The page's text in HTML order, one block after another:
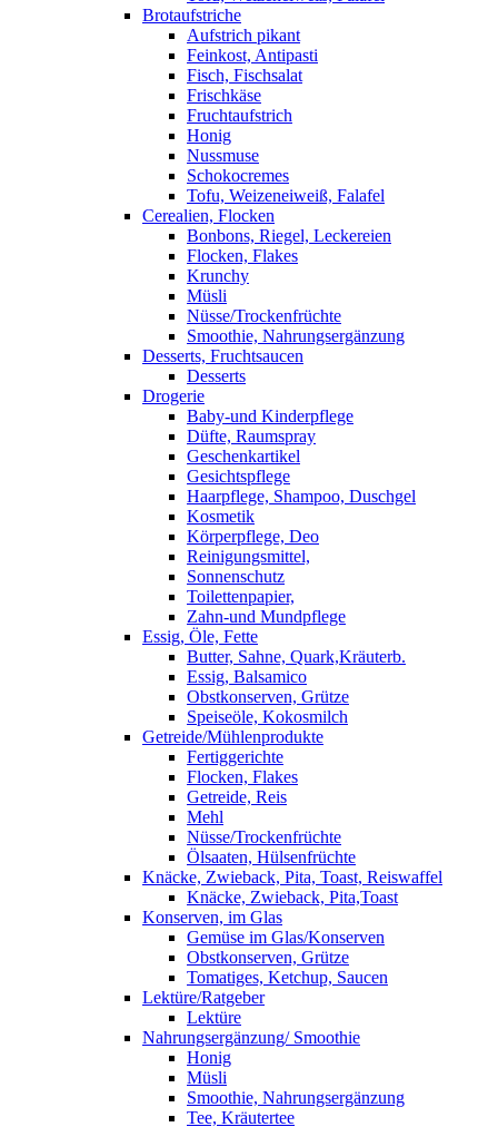
Brotaufstriche
Aufstrich pikant
Feinkost, Antipasti
Fisch, Fischsalat
Frischkäse
Fruchtaufstrich
Honig
Nussmuse
Schokocremes
Tofu, Weizeneiweiß, Falafel
Cerealien, Flocken
Bonbons, Riegel, Leckereien
Flocken, Flakes
Krunchy
Müsli
Nüsse/Trockenfrüchte
Smoothie, Nahrungsergänzung
Desserts, Fruchtsaucen
Desserts
Drogerie
Baby-und Kinderpflege
Düfte, Raumspray
Geschenkartikel
Gesichtspflege
Haarpflege, Shampoo, Duschgel
Kosmetik
Körperpflege, Deo
Reinigungsmittel,
Sonnenschutz
Toilettenpapier,
Zahn-und Mundpflege
Essig, Öle, Fette
Butter, Sahne, Quark,Kräuterb.
Essig, Balsamico
Obstkonserven, Grütze
Speiseöle, Kokosmilch
Getreide/Mühlenprodukte
Fertiggerichte
Flocken, Flakes
Getreide, Reis
Mehl
Nüsse/Trockenfrüchte
Ölsaaten, Hülsenfrüchte
Knäcke, Zwieback, Pita, Toast, Reiswaffel
Knäcke, Zwieback, Pita,Toast
Konserven, im Glas
Gemüse im Glas/Konserven
Obstkonserven, Grütze
Tomatiges, Ketchup, Saucen
Lektüre/Ratgeber
Lektüre
Nahrungsergänzung/ Smoothie
Honig
Müsli
Smoothie, Nahrungsergänzung
Tee, Kräutertee